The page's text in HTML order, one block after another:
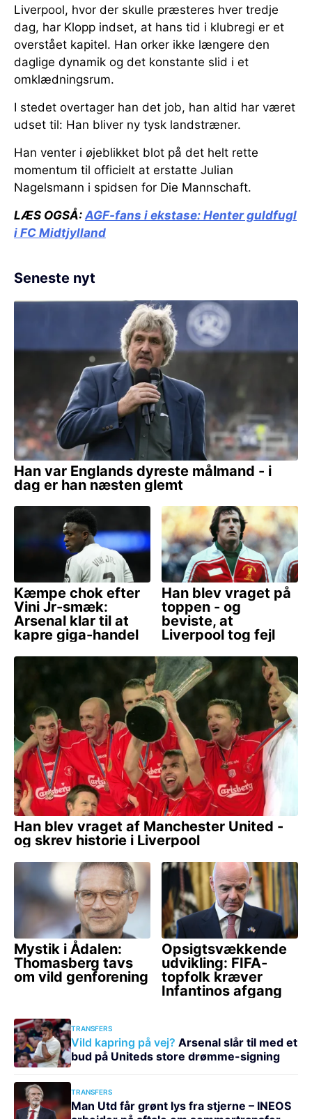
Liverpool, hvor der skulle præsteres hver tredje
dag, har Klopp indset, at hans tid i klubregi er et
overstået kapitel. Han orker ikke længere den
daglige dynamik og det konstante slid i et
omklædningsrum.
I stedet overtager han det job, han altid har været
udset til: Han bliver ny tysk landstræner.
Han venter i øjeblikket blot på det helt rette
momentum til officielt at erstatte Julian
Nagelsmann i spidsen for Die Mannschaft.
LÆS OGSÅ: AGF-fans i ekstase: Henter guldfugl
i FC Midtjylland
Seneste nyt
TRANSFERS
Vild kapring på vej? Arsenal slår til med et
bud på Uniteds store drømme-signing
TRANSFERS
Man Utd får grønt lys fra stjerne – INEOS